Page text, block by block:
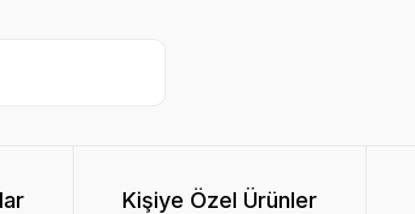
Kişiye Özel Ürünler